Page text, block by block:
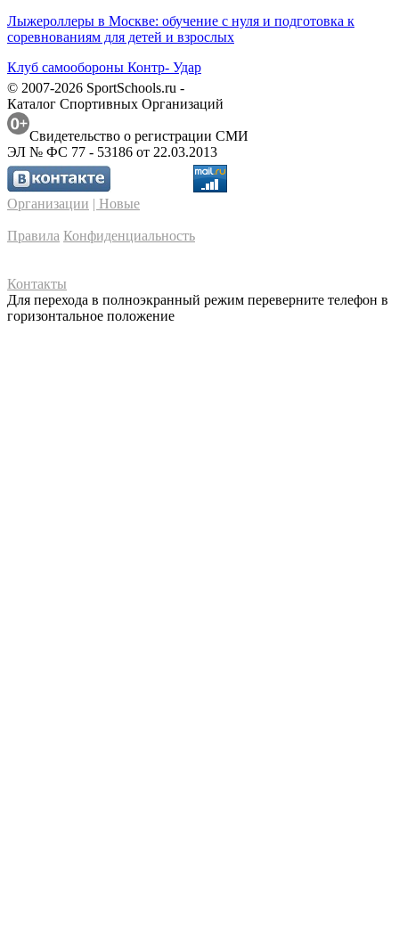
Лыжероллеры в Москве: обучение с нуля и подготовка к
соревнованиям для детей и взрослых
Клуб самообороны Контр- Удар
© 2007-2026 SportSchools.ru -
Каталог Спортивных Организаций
Свидетельство о регистрации СМИ
ЭЛ № ФС 77 - 53186 от 22.03.2013
Организации | Новые
Правила Конфиденциальность
Контакты
Для перехода в полноэкранный режим переверните телефон в
горизонтальное положение